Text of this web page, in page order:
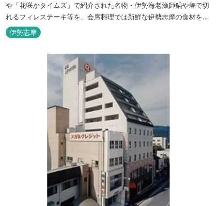
や「花咲かタイムズ」で紹介された名物・伊勢海老漁師鍋や箸で切
れるフィレステーキ等を、会席料理では新鮮な伊勢志摩の食材をお
楽しみいただけます。
伊勢志摩